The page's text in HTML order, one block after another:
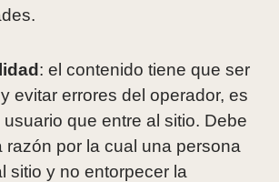
: el contenido tiene que ser
evitar errores del operador, es
usuario que entre al sitio. Debe
razón por la cual una persona
sitio y no entorpecer la